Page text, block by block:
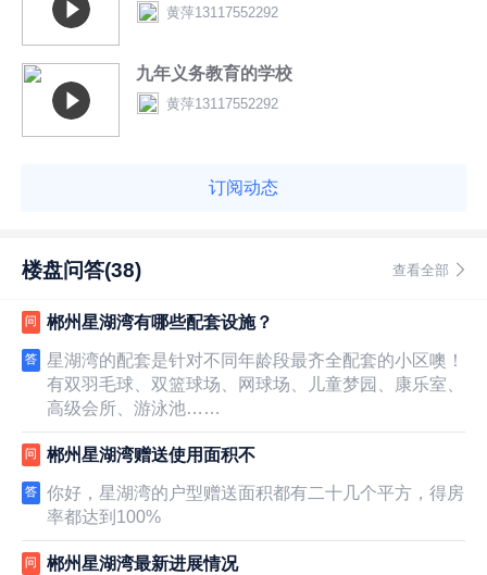
黄萍13117552292
九年义务教育的学校
黄萍13117552292
订阅动态
楼盘问答(38) 查看全部
问 郴州星湖湾有哪些配套设施？
答
星湖湾的配套是针对不同年龄段最齐全配套的小区噢！
有双羽毛球、双篮球场、网球场、儿童梦园、康乐室、
高级会所、游泳池……
问 郴州星湖湾赠送使用面积不
答
你好，星湖湾的户型赠送面积都有二十几个平方，得房
率都达到100%
问 郴州星湖湾最新进展情况